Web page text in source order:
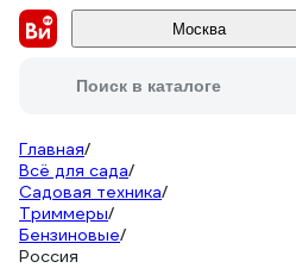
Москва
Поиск в каталоге
Главная/
Всё для сада/
Садовая техника/
Триммеры/
Бензиновые/
Россия